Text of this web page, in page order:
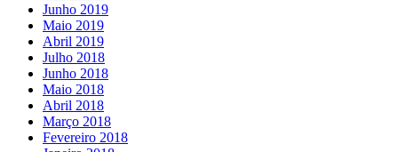
Junho 2019
Maio 2019
Abril 2019
Julho 2018
Junho 2018
Maio 2018
Abril 2018
Março 2018
Fevereiro 2018